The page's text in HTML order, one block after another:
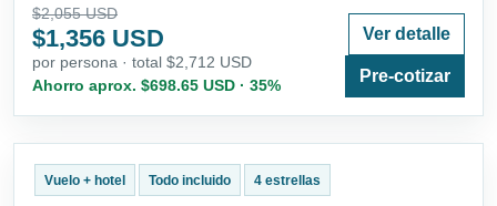
$2,055 USD
$1,356 USD
por persona · total $2,712 USD
Ahorro aprox. $698.65 USD · 35%
Ver detalle
Pre-cotizar
Vuelo + hotel Todo incluido 4 estrellas